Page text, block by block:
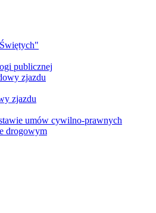
publicznej
zjazdu
zjazdu
umów cywilno-prawnych
drogowym